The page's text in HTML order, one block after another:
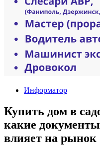
Информатор
Купить дом в
какие
влияет на рынок